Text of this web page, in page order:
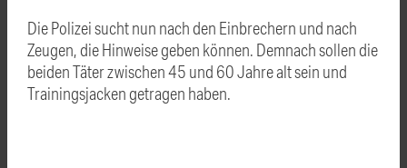
Die Polizei sucht nun nach den Einbrechern und nach
Zeugen, die Hinweise geben können. Demnach sollen die
beiden Täter zwischen 45 und 60 Jahre alt sein und
Trainingsjacken getragen haben.